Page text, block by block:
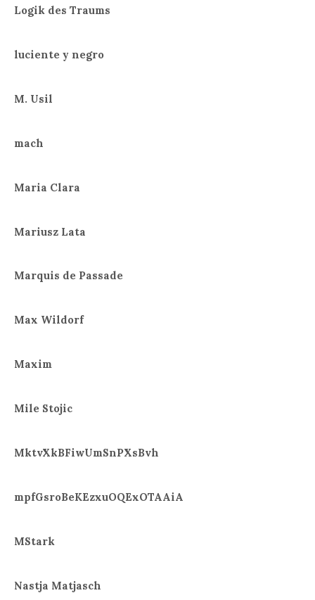
Logik des Traums
luciente y negro
M. Usil
mach
Maria Clara
Mariusz Lata
Marquis de Passade
Max Wildorf
Maxim
Mile Stojic
MktvXkBFiwUmSnPXsBvh
mpfGsroBeKEzxuOQExOTAAiA
MStark
Nastja Matjasch